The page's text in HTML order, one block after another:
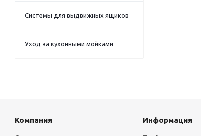
Системы для выдвижных ящиков
Уход за кухонными мойками
Компания Информация